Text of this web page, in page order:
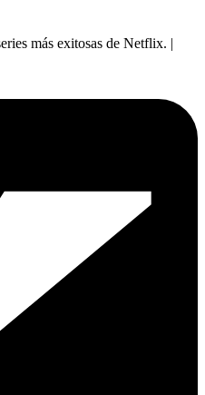
más exitosas de Netflix. |